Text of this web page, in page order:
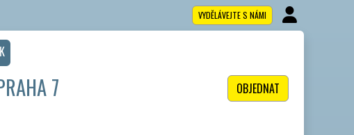
VYDĚLÁVEJTE S NÁMI
OBJEDNAT
7